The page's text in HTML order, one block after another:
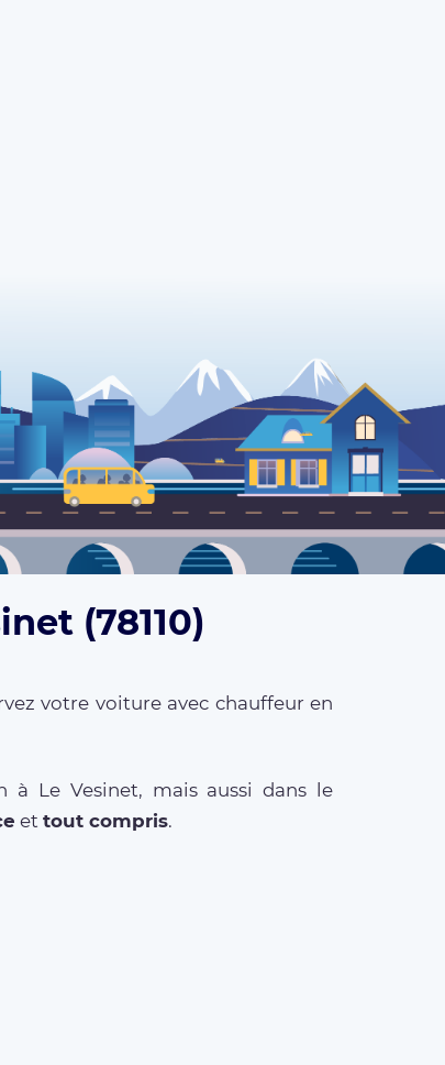
(78110)
votre voiture avec chauffeur en
Le Vesinet, mais aussi dans le
et tout compris.